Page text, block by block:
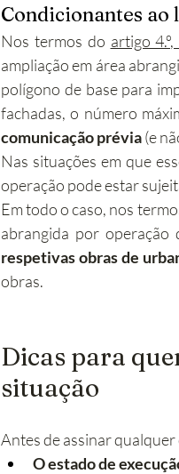
Condicionantes ao
Nos termos do artigo
ampliação em área
polígono de base para
comunicação prévia (e
Nas situações em que
operação pode estar
Em todo o caso, nos
abrangida por operação
respetivas obras de
obras.
Dicas para
situação
Antes de assinar
O estado de